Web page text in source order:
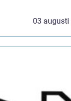
03 augusti